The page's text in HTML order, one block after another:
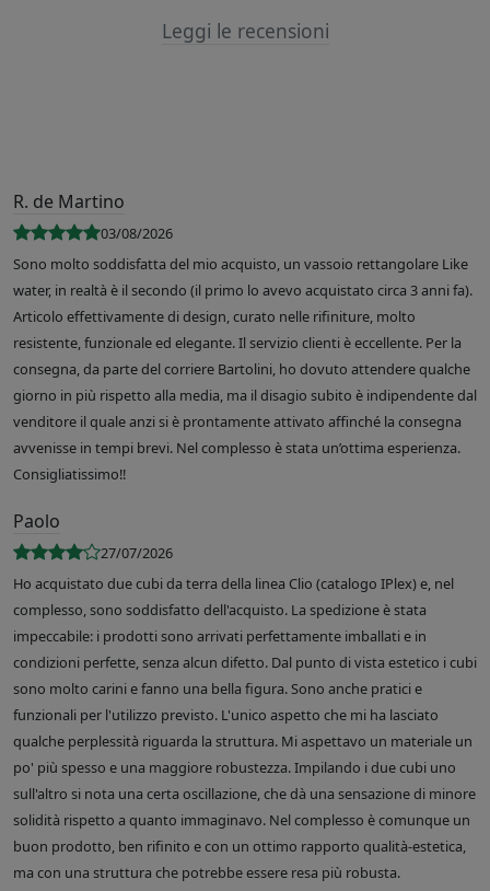
Leggi le recensioni
R. de Martino
03/08/2026
Sono molto soddisfatta del mio acquisto, un vassoio rettangolare Like
water, in realtà è il secondo (il primo lo avevo acquistato circa 3 anni fa).
Articolo effettivamente di design, curato nelle rifiniture, molto
resistente, funzionale ed elegante. Il servizio clienti è eccellente. Per la
consegna, da parte del corriere Bartolini, ho dovuto attendere qualche
giorno in più rispetto alla media, ma il disagio subito è indipendente dal
venditore il quale anzi si è prontamente attivato affinché la consegna
avvenisse in tempi brevi. Nel complesso è stata un’ottima esperienza.
Consigliatissimo!!
Paolo
27/07/2026
Ho acquistato due cubi da terra della linea Clio (catalogo IPlex) e, nel
complesso, sono soddisfatto dell'acquisto. La spedizione è stata
impeccabile: i prodotti sono arrivati perfettamente imballati e in
condizioni perfette, senza alcun difetto. Dal punto di vista estetico i cubi
sono molto carini e fanno una bella figura. Sono anche pratici e
funzionali per l'utilizzo previsto. L'unico aspetto che mi ha lasciato
qualche perplessità riguarda la struttura. Mi aspettavo un materiale un
po' più spesso e una maggiore robustezza. Impilando i due cubi uno
sull'altro si nota una certa oscillazione, che dà una sensazione di minore
solidità rispetto a quanto immaginavo. Nel complesso è comunque un
buon prodotto, ben rifinito e con un ottimo rapporto qualità-estetica,
ma con una struttura che potrebbe essere resa più robusta.